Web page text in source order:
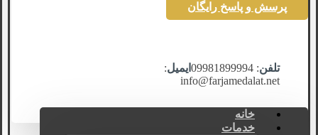
پرسش و پاسخ رایگان
تلفن: 09981899994 ایمیل:
info@farjamedalat.net
خانه
خدمات